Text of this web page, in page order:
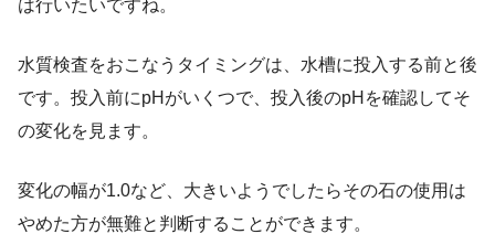
は行いたいですね。
水質検査をおこなうタイミングは、水槽に投入する前と後
です。投入前にpHがいくつで、投入後のpHを確認してそ
の変化を見ます。
変化の幅が1.0など、大きいようでしたらその石の使用は
やめた方が無難と判断することができます。